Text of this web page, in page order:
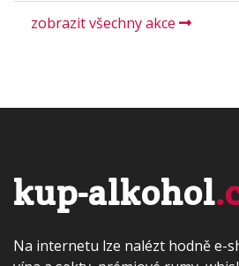
zobrazit všechny akce
kup-alkohol
Na internetu lze nalézt hodně e-